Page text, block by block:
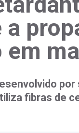
a
em
fibras de